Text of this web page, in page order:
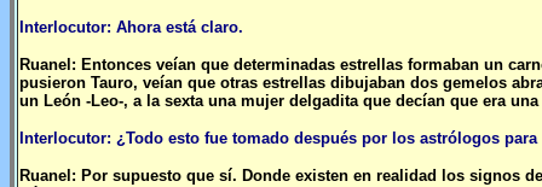
Interlocutor: Ahora está claro.
Ruanel: Entonces veían que determinadas estrellas formaban un
pusieron Tauro, veían que otras estrellas dibujaban dos gemelos
un León -Leo-, a la sexta una mujer delgadita que decían que era
Interlocutor: ¿Todo esto fue tomado después por los astrólogos
Ruanel: Por supuesto que sí. Donde existen en realidad los signos